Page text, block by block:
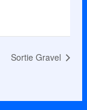
Sortie Gravel